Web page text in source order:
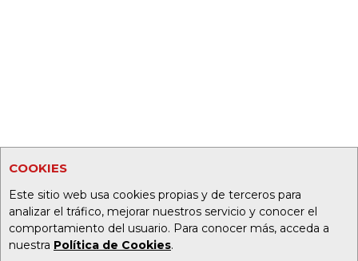
COOKIES
Este sitio web usa cookies propias y de terceros para
analizar el tráfico, mejorar nuestros servicio y conocer el
comportamiento del usuario. Para conocer más, acceda a
nuestra Política de Cookies.